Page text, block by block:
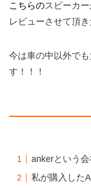
こちらのスピーカ
レビューさせて頂き
今は車の中以外で
す！！！
ankerという
私が購入した